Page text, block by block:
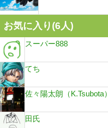
お気に入り(6人)
スーパー888
てち
佐々陽太朗（K.Tsubota）
田氏